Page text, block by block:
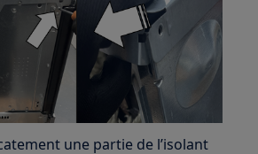
une partie de l’isolant